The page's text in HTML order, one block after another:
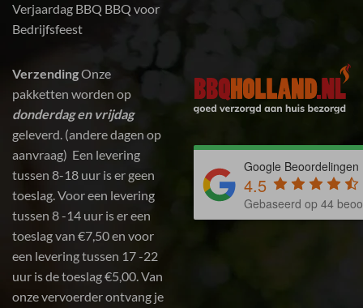
Verjaardag BBQ BBQ voor
Bedrijfsfeest
VerzendingOnze
pakketten worden op
donderdag en vrijdag
geleverd. (andere dagen op
aanvraag) Een levering
tussen 8-18 uur is er geen
toeslag. Voor een levering
tussen 8 -14 uur is er een
toeslag van €7,50 en voor
een levering tussen 17 -22
uur is de toeslag €5,00. Van
onze vervoerder ontvang je
Google Beoordelingen
4.5
Gebaseerd op 44